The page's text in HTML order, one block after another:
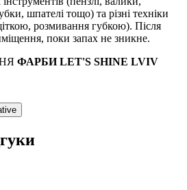
шпателі тощо) та різні техніки
розмивання губкою). Після
поки запах не зникне.
ФАРБИ LET'S SHINE LVIV